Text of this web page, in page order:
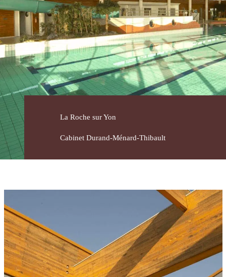
Cambium
Nos
engagements
Certifications
Carrières
Actualités
Savoir-
faire
Contact
La Roche sur Yon
Cabinet Durand-Ménard-Thibault